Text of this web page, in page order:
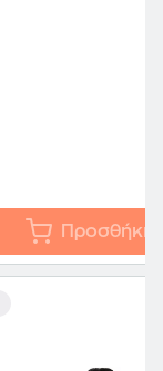
Προσθήκη